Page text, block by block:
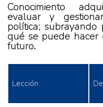
Conocimiento
evaluar y
política;
qué se puede
futuro.
Lección